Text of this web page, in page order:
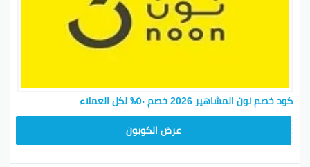
كود خصم نون المشاهير 2026 خصم ٥٠٪ لكل العملاء
عرض الكوبون